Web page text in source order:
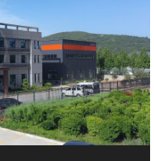
积累，公司产品质量稳
院所、工矿企业等领域，服
瓷、玻璃、铝业、汽车、特
、化工、金属烧结及金属热
口至海外多个国家和地
机制优化与科技创新，于